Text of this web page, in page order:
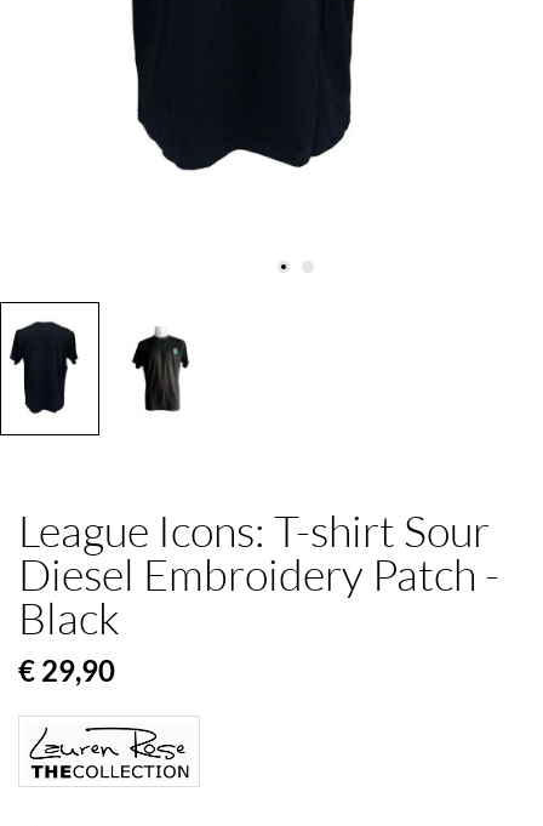
League Icons: T-shirt Sour
Diesel Embroidery Patch -
Black
€ 29,90